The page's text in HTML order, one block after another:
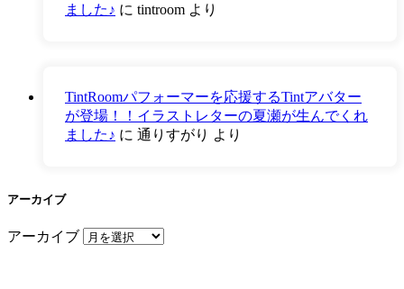
ました♪ に tintroom より
TintRoomパフォーマーを応援するTintアバター
が登場！！イラストレターの夏瀬が生んでくれ
ました♪ に 通りすがり より
アーカイブ
アーカイブ